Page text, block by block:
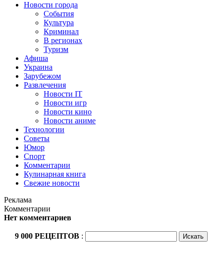
Новости города
События
Культура
Криминал
В регионах
Туризм
Афиша
Украина
Зарубежом
Развлечения
Новости IT
Новости игр
Новости кино
Новости аниме
Технологии
Советы
Юмор
Спорт
Комментарии
Кулинарная книга
Свежие новости
Реклама
Комментарии
Нет комментариев
9 000 РЕЦЕПТОВ :